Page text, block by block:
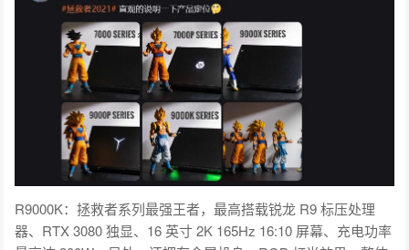
R9000K：拯救者系列最强王者，最高搭载锐龙 R9 标压处理
器、RTX 3080 独显、16 英寸 2K 165Hz 16:10 屏幕、充电功率